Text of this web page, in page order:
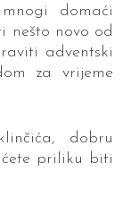
domaći
nešto novo od
adventski
za vrijeme
dobru
priliku biti